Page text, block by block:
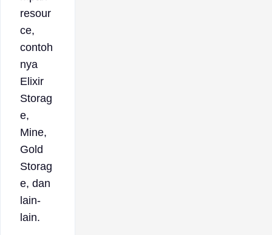
resour
ce,
contoh
nya
Elixir
Storag
e,
Mine,
Gold
Storag
e, dan
lain-
lain.